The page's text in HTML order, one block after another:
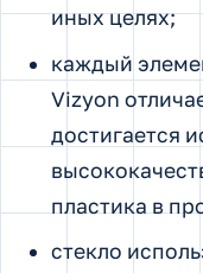
иных целях;
каждый
Vizyon
достигается
пластика в
стекло